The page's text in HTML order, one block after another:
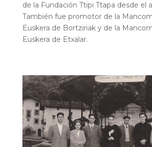
de la Fundación Ttipi Ttapa desde el
También fue promotor de la
Euskera de Bortziriak y de la
Euskera de Etxalar.